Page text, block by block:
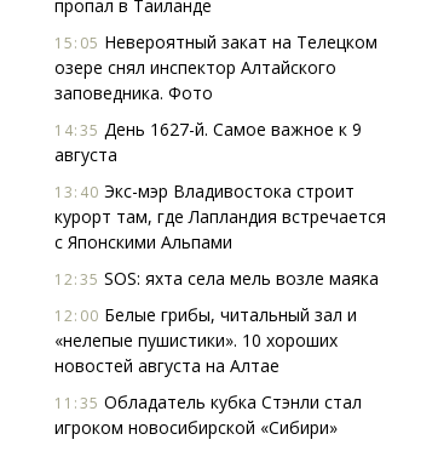
пропал в Таиланде
15:05 Невероятный закат на Телецком
озере снял инспектор Алтайского
заповедника. Фото
14:35 День 1627-й. Самое важное к 9
августа
13:40 Экс-мэр Владивостока строит
курорт там, где Лапландия встречается
с Японскими Альпами
12:35 SOS: яхта села мель возле маяка
12:00 Белые грибы, читальный зал и
«нелепые пушистики». 10 хороших
новостей августа на Алтае
11:35 Обладатель кубка Стэнли стал
игроком новосибирской «Сибири»